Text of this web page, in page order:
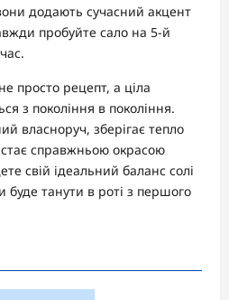
додають сучасний акцент
пробуйте сало на 5-й
просто рецепт, а ціла
з покоління в покоління.
власноруч, зберігає тепло
справжньою окрасою
свій ідеальний баланс солі
буде танути в роті з першого